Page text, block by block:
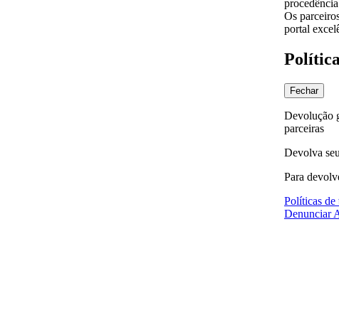
Os
portal
Fechar
Devolução
parceiras
Devolva
Para
Políticas de
Denunciar